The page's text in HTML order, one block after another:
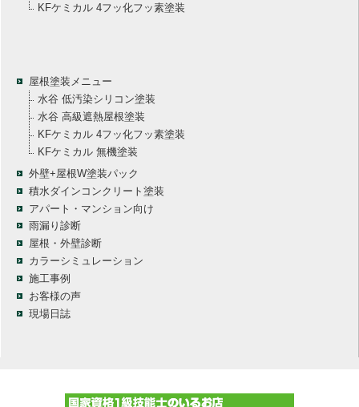
KFケミカル 4フッ化フッ素塗装
屋根塗装メニュー
水谷 低汚染シリコン塗装
水谷 高級遮熱屋根塗装
KFケミカル 4フッ化フッ素塗装
KFケミカル 無機塗装
外壁+屋根W塗装パック
積水ダインコンクリート塗装
アパート・マンション向け
雨漏り診断
屋根・外壁診断
カラーシミュレーション
施工事例
お客様の声
現場日誌